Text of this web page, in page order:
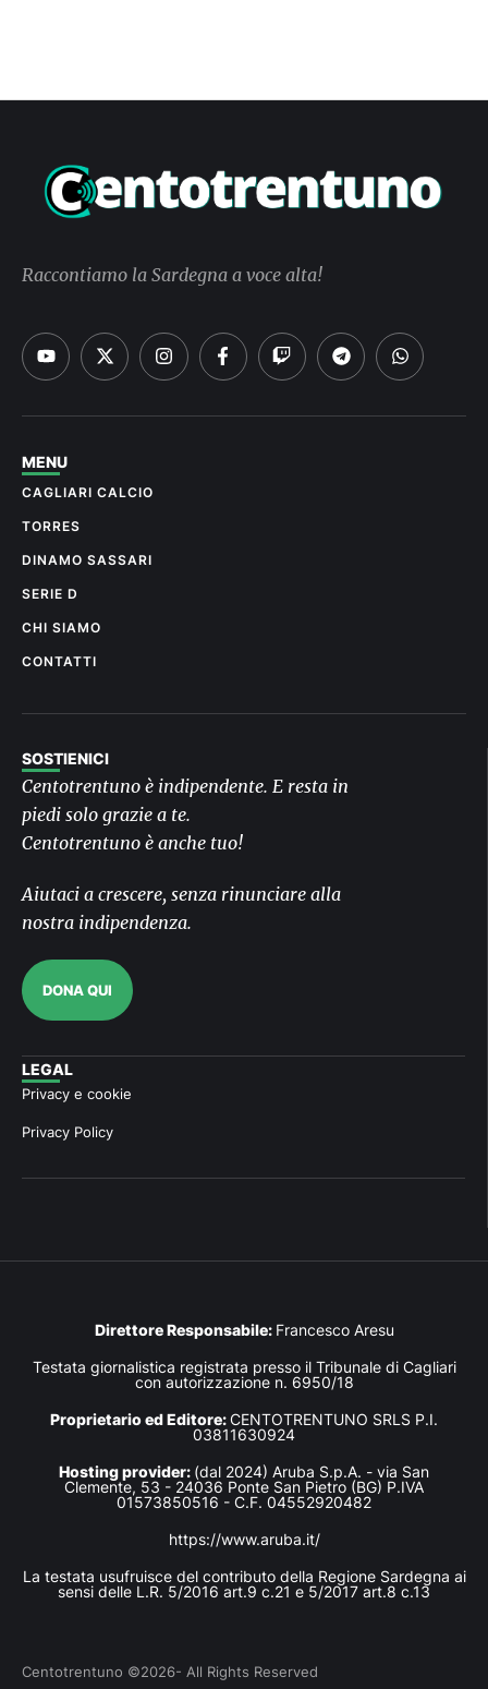
Raccontiamo la Sardegna a voce alta!
MENU
CAGLIARI CALCIO
TORRES
DINAMO SASSARI
SERIE D
CHI SIAMO
CONTATTI
SOSTIENICI
Centotrentuno è indipendente. E resta in
piedi solo grazie a te.
Centotrentuno è anche tuo!
Aiutaci a crescere, senza rinunciare alla
nostra indipendenza.
DONA QUI
LEGAL
Privacy e cookie
Privacy Policy
Direttore Responsabile: Francesco Aresu
Testata giornalistica registrata presso il Tribunale di Cagliari
con autorizzazione n. 6950/18
Proprietario ed Editore:CENTOTRENTUNO SRLS P.I.
03811630924
Hosting provider: (dal 2024) Aruba S.p.A. - via San
Clemente, 53 - 24036 Ponte San Pietro (BG) P.IVA
01573850516 - C.F. 04552920482
https://www.aruba.it/
La testata usufruisce del contributo della Regione Sardegna ai
sensi delle L.R. 5/2016 art.9 c.21 e 5/2017 art.8 c.13
Centotrentuno ©2026- All Rights Reserved